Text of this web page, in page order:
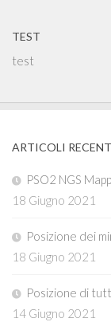
TEST
test
ARTICOLI
PSO2 NGS
18 Giugno 2021
Posizione dei
18 Giugno 2021
Posizione di
14 Giugno 2021